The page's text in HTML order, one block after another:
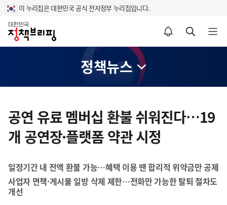
이 누리집은 대한민국 공식 전자정부 누리집입니다.
홈
알림설정 바로가기 검색 바로가기 메뉴 열기
정책뉴스
텐
츠
영
공연 유료 멤버십 환불 쉬워진다…19
개 공연장·플랫폼 약관 시정
일정기간 내 전액 환불 가능…혜택 이용 땐 합리적 위약금만 공제
사업자 면책·게시물 일방 삭제 제한…전화만 가능한 탈퇴 절차도
개선